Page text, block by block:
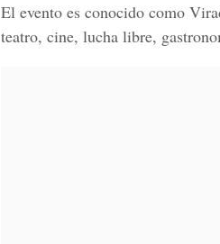
El evento es conocido como
teatro, cine, lucha libre,